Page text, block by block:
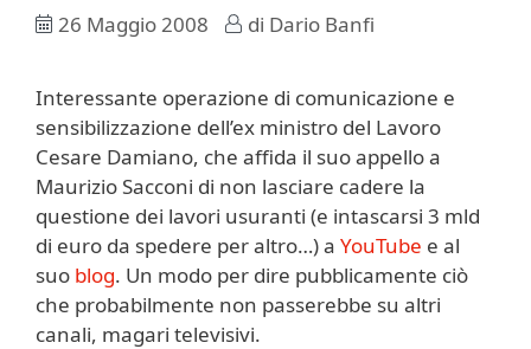
26 Maggio 2008 di Dario Banfi
Interessante operazione di comunicazione e
sensibilizzazione dell’ex ministro del Lavoro
Cesare Damiano, che affida il suo appello a
Maurizio Sacconi di non lasciare cadere la
questione dei lavori usuranti (e intascarsi 3 mld
di euro da spedere per altro…) a YouTube e al
suo blog. Un modo per dire pubblicamente ciò
che probabilmente non passerebbe su altri
canali, magari televisivi.